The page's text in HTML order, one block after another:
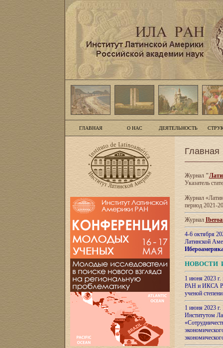
ГЛАВНАЯ О НАС ДЕЯТЕЛЬНОСТЬ
Главная
Журнал"
Указатель
Журнал
период 2021-
Журнал
4-6 октября
Латинской
НОВОСТИ
1 июня 2023
РАН и ИКСА
ученой
1 июня 2023
Институтом